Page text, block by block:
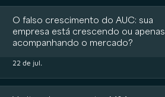
O falso crescimento do AUC: sua
empresa está crescendo ou apenas
acompanhando o mercado?
22 de jul.